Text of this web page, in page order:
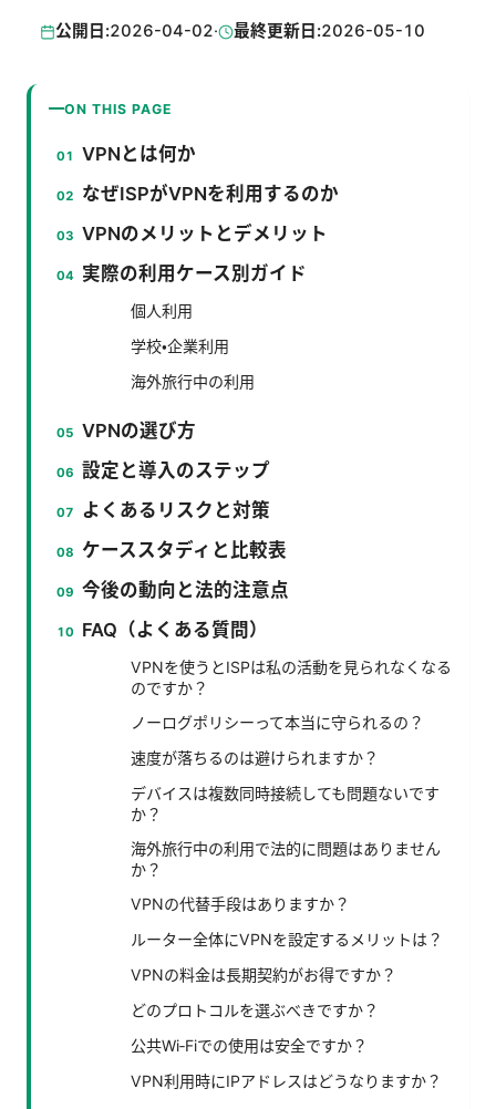
公開日:2026-04-02· 最終更新日:2026-05-10
ON THIS PAGE
VPNとは何か
なぜISPがVPNを利用するのか
VPNのメリットとデメリット
実際の利用ケース別ガイド
個人利用
学校・企業利用
海外旅行中の利用
VPNの選び方
設定と導入のステップ
よくあるリスクと対策
ケーススタディと比較表
今後の動向と法的注意点
FAQ（よくある質問）
VPNを使うとISPは私の活動を見られなくなる
のですか？
ノーログポリシーって本当に守られるの？
速度が落ちるのは避けられますか？
デバイスは複数同時接続しても問題ないです
か？
海外旅行中の利用で法的に問題はありません
か？
VPNの代替手段はありますか？
ルーター全体にVPNを設定するメリットは？
VPNの料金は長期契約がお得ですか？
どのプロトコルを選ぶべきですか？
公共Wi‑Fiでの使用は安全ですか？
VPN利用時にIPアドレスはどうなりますか？